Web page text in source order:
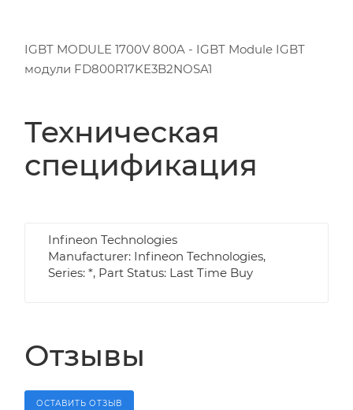
IGBT MODULE 1700V 800A - IGBT Module IGBT
модули FD800R17KE3B2NOSA1
Техническая
спецификация
Infineon Technologies
Manufacturer: Infineon Technologies,
Series: *, Part Status: Last Time Buy
Отзывы
ОСТАВИТЬ ОТЗЫВ